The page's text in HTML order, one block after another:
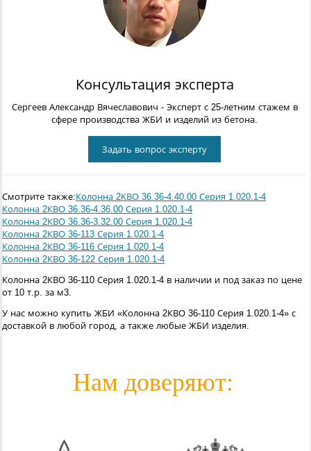
Консультация эксперта
Сергеев Александр Вячеславович - Эксперт с 25-летним стажем в
сфере производства ЖБИ и изделий из бетона.
Задать вопрос эксперту
Смотрите также:Колонна 2КВО 36.36-4.40.00 Серия 1.020.1-4
Колонна 2КВО 36.36-4.36.00 Серия 1.020.1-4
Колонна 2КВО 36.36-3.32.00 Серия 1.020.1-4
Колонна 2КВО 36-113 Серия 1.020.1-4
Колонна 2КВО 36-116 Серия 1.020.1-4
Колонна 2КВО 36-122 Серия 1.020.1-4
Колонна 2КВО 36-110 Серия 1.020.1-4 в наличии и под заказ по цене
от 10 т.р. за м3.
У нас можно купить ЖБИ «Колонна 2КВО 36-110 Серия 1.020.1-4» с
доставкой в любой город, а также любые ЖБИ изделия.
Нам доверяют: